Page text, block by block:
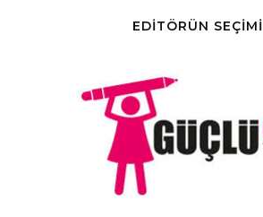
EDİTÖRÜN SEÇİMİ